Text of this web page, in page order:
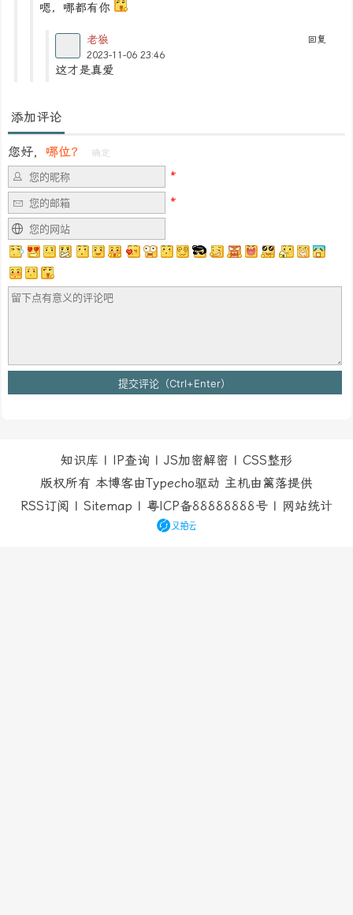
嗯，哪都有你
回复
老狼
2023-11-06 23:46
这才是真爱
添加评论
您好， 哪位？ 确定
知识库 | IP查询 | JS加密解密 | CSS整形
版权所有 本博客由Typecho驱动 主机由篱落提供
RSS订阅 | Sitemap | 粤ICP备88888888号 | 网站统计